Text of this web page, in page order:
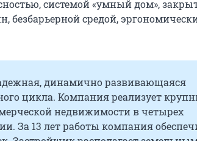
системой «умный дом»,
средой,
динамично развивающаяся
цикла. Компания реализует
недвижимости в четырех
За 13 лет работы компания